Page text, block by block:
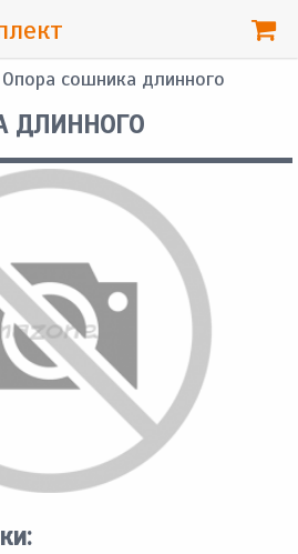
сошника длинного
ДЛИННОГО